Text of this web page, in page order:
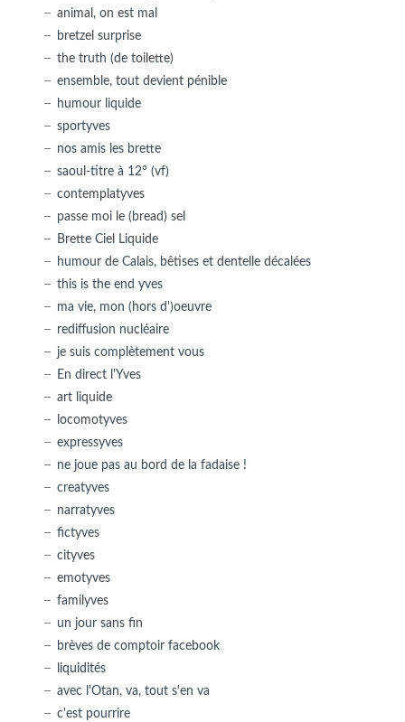
animal, on est mal
bretzel surprise
the truth (de toilette)
ensemble, tout devient pénible
humour liquide
sportyves
nos amis les brette
saoul-titre à 12° (vf)
contemplatyves
passe moi le (bread) sel
Brette Ciel Liquide
humour de Calais, bêtises et dentelle décalées
this is the end yves
ma vie, mon (hors d')oeuvre
rediffusion nucléaire
je suis complètement vous
En direct l'Yves
art liquide
locomotyves
expressyves
ne joue pas au bord de la fadaise !
creatyves
narratyves
fictyves
cityves
emotyves
familyves
un jour sans fin
brèves de comptoir facebook
liquidités
avec l'Otan, va, tout s'en va
c'est pourrire